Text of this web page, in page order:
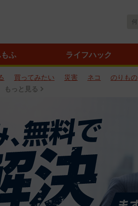
もふ ライフハック
買ってみたい 災害 ネコ のりもの
もっと見る